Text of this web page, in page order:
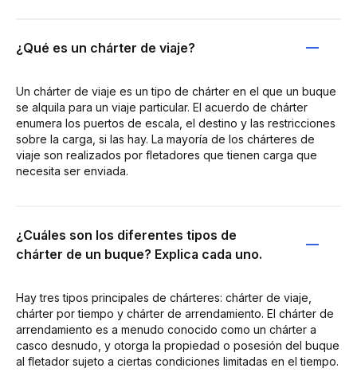
¿Qué es un chárter de viaje?
Un chárter de viaje es un tipo de chárter en el que un buque
se alquila para un viaje particular. El acuerdo de chárter
enumera los puertos de escala, el destino y las restricciones
sobre la carga, si las hay. La mayoría de los chárteres de
viaje son realizados por fletadores que tienen carga que
necesita ser enviada.
¿Cuáles son los diferentes tipos de
chárter de un buque? Explica cada uno.
Hay tres tipos principales de chárteres: chárter de viaje,
chárter por tiempo y chárter de arrendamiento. El chárter de
arrendamiento es a menudo conocido como un chárter a
casco desnudo, y otorga la propiedad o posesión del buque
al fletador sujeto a ciertas condiciones limitadas en el tiempo.